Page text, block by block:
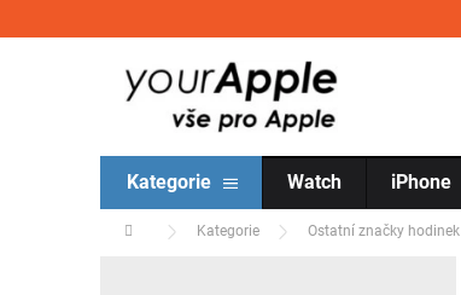
Kategorie Watch iPhone
Domů Kategorie Ostatní značky hodinek